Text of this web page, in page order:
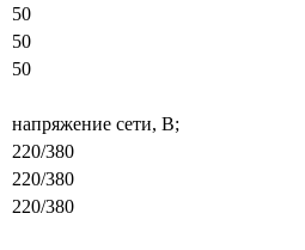
50
50
50
напряжение сети, В;
220/380
220/380
220/380